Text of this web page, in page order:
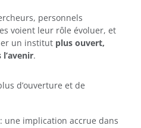
personnels
voient leur rôle évoluer, et
un institut plus ouvert,
.
d’ouverture et de
une implication accrue dans